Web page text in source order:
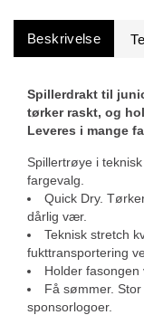
Beskrivelse
Spillerdrakt til
tørker raskt, og
Leveres i mange
Spillertrøye i
fargevalg.
Quick Dry.
dårlig vær.
Teknisk stretch
fukttransportering
Holder fasongen
Få sømmer.
sponsorlogoer.